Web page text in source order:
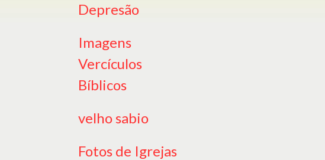
Depresão
Imagens
Vercículos
Bíblicos
velho sabio
Fotos de Igrejas